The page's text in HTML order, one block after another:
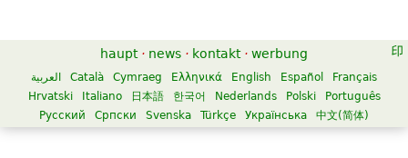
haupt · news · kontakt · werbung
العربية Català Cymraeg Ελληνικά English Español
Français
Hrvatski
Italiano 日本語 한국어 Nederlands Polski
Português
Русский
Српски Svenska Türkçe Українська 中文(简体)